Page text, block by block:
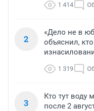
1 414
2
«Дело не в
объяснил,
1 319
3
Кто тут воду
после 2